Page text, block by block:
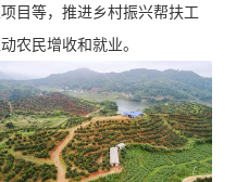
目等，推进乡村振兴帮扶工
农民增收和就业。